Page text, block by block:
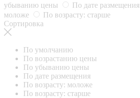
убыванию цены
По дате размещения
моложе
По возрасту: старше
Сортировка
По умолчанию
По возрастанию цены
По убыванию цены
По дате размещения
По возрасту: моложе
По возрасту: старше